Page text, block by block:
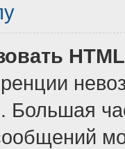
Большая